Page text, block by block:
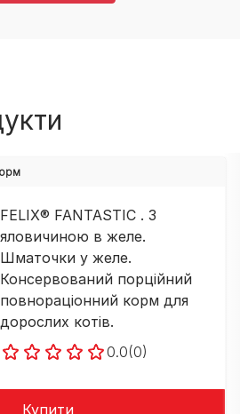
FELIX® FANTASTIC . З
яловичиною в желе.
Шматочки у желе.
Консервований порційний
повнораціонний корм для
дорослих котів.
0.0(0)
Купити